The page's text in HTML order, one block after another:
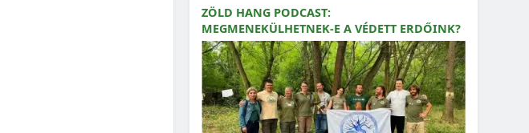
ZÖLD HANG PODCAST:
MEGMENEKÜLHETNEK-E A VÉDETT ERDŐINK?